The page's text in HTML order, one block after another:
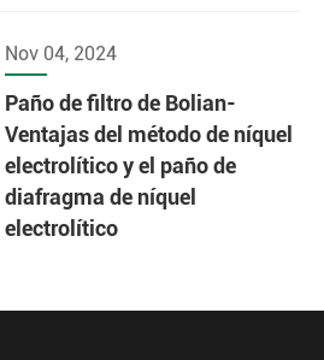
Nov 04, 2024
Paño de filtro de Bolian-
Ventajas del método de níquel
electrolítico y el paño de
diafragma de níquel
electrolítico